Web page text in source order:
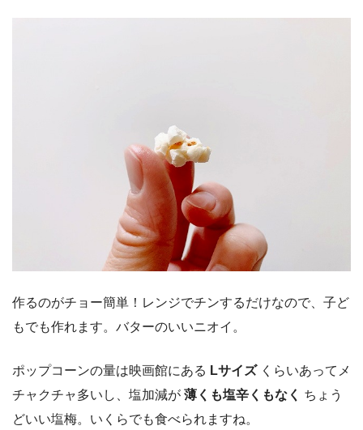
作るのがチョー簡単！レンジでチンするだけなので、子ど
もでも作れます。バターのいいニオイ。
ポップコーンの量は映画館にある Lサイズくらいあってメ
チャクチャ多いし、塩加減が 薄くも塩辛くもなく ちょう
どいい塩梅。いくらでも食べられますね。